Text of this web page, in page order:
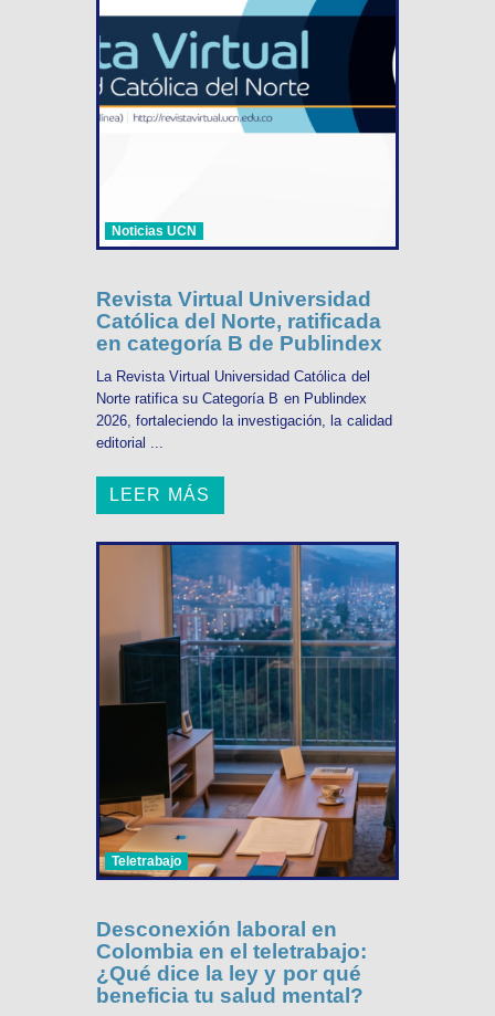
Noticias UCN
Revista Virtual Universidad
Católica del Norte, ratificada
en categoría B de Publindex
La Revista Virtual Universidad Católica del
Norte ratifica su Categoría B en Publindex
2026, fortaleciendo la investigación, la calidad
editorial ...
LEER MÁS
Teletrabajo
Desconexión laboral en
Colombia en el teletrabajo:
¿Qué dice la ley y por qué
beneficia tu salud mental?